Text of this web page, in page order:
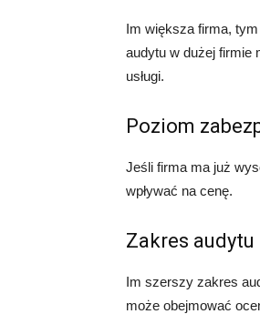
Im większa firma,
audytu w dużej firmie
usługi.
Poziom
Jeśli firma ma już
wpływać na cenę.
Zakres audytu
Im szerszy zakres
może obejmować